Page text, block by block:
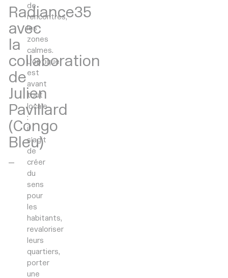
Radiance35
avec
la
collaboration
de
Julien
Pavillard
(Congo
Bleu)
de
rencontres,
les
zones
calmes.
L’optique
est
avant
tout
locale
:
il
s’agit
de
créer
du
sens
pour
les
habitants,
revaloriser
leurs
quartiers,
porter
une